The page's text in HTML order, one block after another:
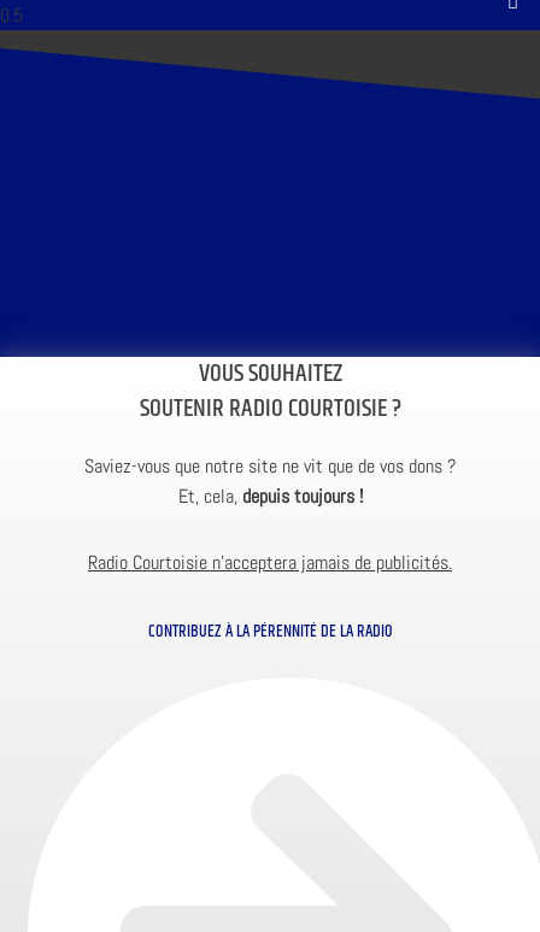
VOUS SOUHAITEZ
SOUTENIR RADIO COURTOISIE ?
Saviez-vous que notre site ne vit que de vos dons ?
Et, cela, depuis toujours !
Radio Courtoisie n’acceptera jamais de publicités.
CONTRIBUEZ À LA PÉRENNITÉ DE LA RADIO